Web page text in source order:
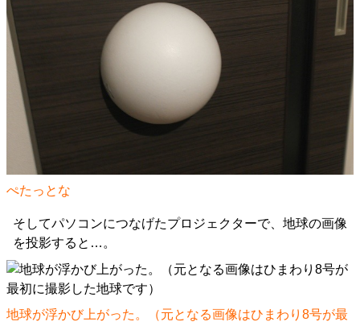
ぺたっとな
そしてパソコンにつなげたプロジェクターで、地球の画像
を投影すると…。
地球が浮かび上がった。（元となる画像はひまわり8号が最